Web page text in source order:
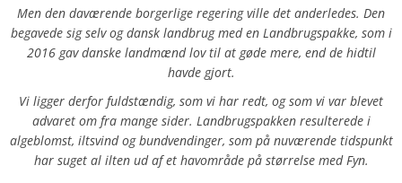
Men den daværende borgerlige regering ville det anderledes. Den
begavede sig selv og dansk landbrug med en Landbrugspakke, som i
2016 gav danske landmænd lov til at gøde mere, end de hidtil
havde gjort.
Vi ligger derfor fuldstændig, som vi har redt, og som vi var blevet
advaret om fra mange sider. Landbrugspakken resulterede i
algeblomst, iltsvind og bundvendinger, som på nuværende tidspunkt
har suget al ilten ud af et havområde på størrelse med Fyn.